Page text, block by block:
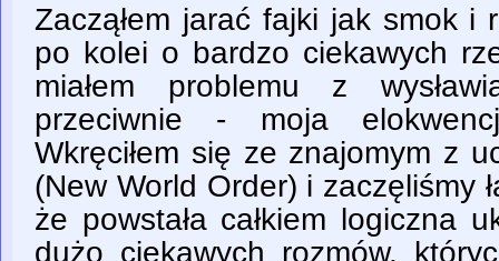
Zacząłem jarać fajki jak smok i
po kolei o bardzo ciekawych
miałem problemu z
przeciwnie - moja
Wkręciłem się ze znajomym z
(New World Order) i zaczęliśmy
że powstała całkiem logiczna
dużo ciekawych rozmów,